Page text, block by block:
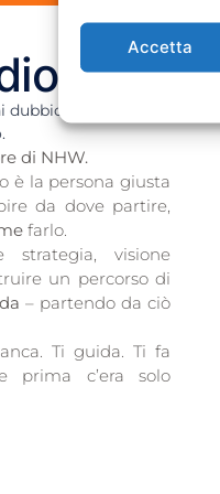
Accetta
in chiarezza e ogni
di NHW.
è la persona giusta
da dove partire,
farlo.
strategia, visione
un percorso di
– partendo da ciò
Ti guida. Ti fa
prima c’era solo